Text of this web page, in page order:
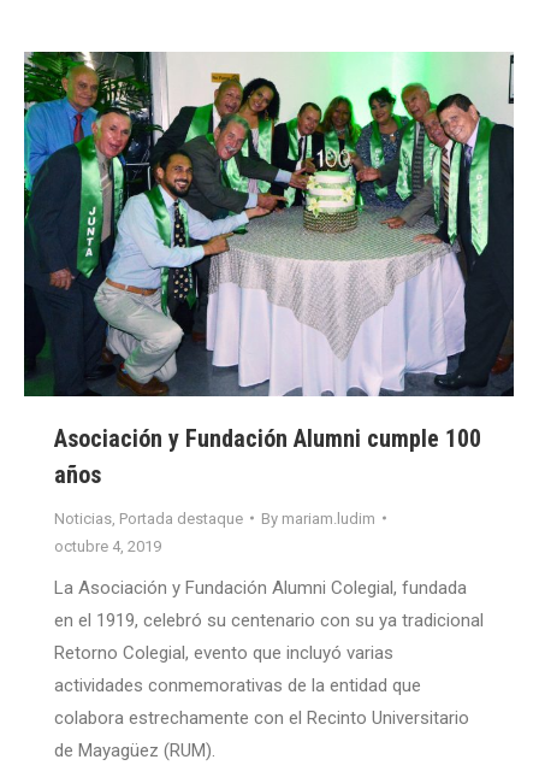
Asociación y Fundación Alumni cumple 100
años
Noticias Portada destaque By mariam.ludim
octubre 4, 2019
La Asociación y Fundación Alumni Colegial, fundada
en el 1919, celebró su centenario con su ya tradicional
Retorno Colegial, evento que incluyó varias
actividades conmemorativas de la entidad que
colabora estrechamente con el Recinto Universitario
de Mayagüez (RUM).